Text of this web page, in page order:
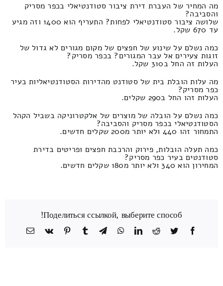
מה המחיר של העברת דירת ציבור סטודנטיאלי בכפר מסריק
והסביבה?
שלושה ציבור סטודנטיאלי לפחות? התעריף הוא 1400 וזה מגיע
עד 670 שקל.
כמה נשלם על שינוע של חפצים של מקום מגורים לא גדול של
זוגות צעירים אל עבר המגורים? בכפר מסריק?
העלות זה החל ב310 שקל.
מה עלות הובלת בית של סטודנט מהדירות הסטודנטיאליות בעיר
כפר מסריק?
העלות זהו החל ב290 שקלים.
כמה נשלם על הובלה של מוצרים של אלקטרוניקה בשביל הקהל
הסטודנטיאלי בכפר מסריק והסביבה?
התמחור זהו 440 ולא יותר מ200 שקלים חדשים.
כמה תעלה הובלות, פירוק והרכבת חפצים ופריטים בדירת
סטודנטים בעיר כפר מסריק?
המחירון הוא 340 ולא יותר מ180 שקלים חדשים.
Поделиться ссылкой, выберите способ!
Facebook
Twitter
Reddit
LinkedIn
WhatsApp
Telegram
Tumblr
Pinterest
Vk
כתובת